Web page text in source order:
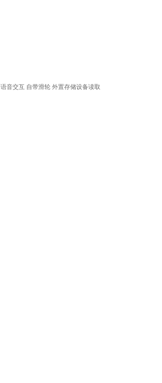
语音交互 自带滑轮 外置存储设备读取